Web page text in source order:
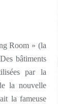
Room » (la
bâtiments
par la
la nouvelle
la fameuse